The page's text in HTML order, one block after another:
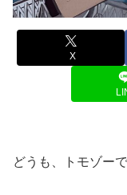
X
どうも、トモゾーで